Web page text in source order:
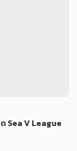
Sea V League